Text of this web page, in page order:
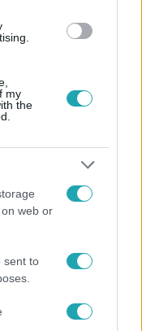
my
the
web or
sent to